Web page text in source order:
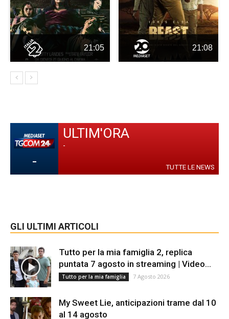
21:05 21:08
-
ULTIM'ORA
-
TUTTE LE NEWS
GLI ULTIMI ARTICOLI
Tutto per la mia famiglia 2, replica
puntata 7 agosto in streaming | Video...
Tutto per la mia famiglia 7 Agosto 2026
My Sweet Lie, anticipazioni trame dal 10
al 14 agosto